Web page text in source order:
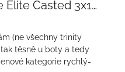
Rámy Powerslide Elite Casted 3x110 Trinity 270mm
4 z 5 hvězdiček.
(ne všechny trinity
těsně u boty a tedy
kategorie rychlý-